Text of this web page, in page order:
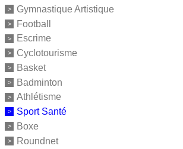
Gymnastique Artistique
Football
Escrime
Cyclotourisme
Basket
Badminton
Athlétisme
Sport Santé
Boxe
Roundnet